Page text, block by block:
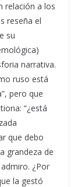
relación a los
reseña el
su
narrativa.
ruso está
pero que
“¿está
que debo
grandeza de
¿Por
la gestó